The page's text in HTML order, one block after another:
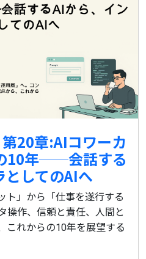
20章:AIコワーカ
10年──会話する
してのAIへ
ト」から「仕事を遂行する
操作、信頼と責任、人間と
これからの10年を展望する